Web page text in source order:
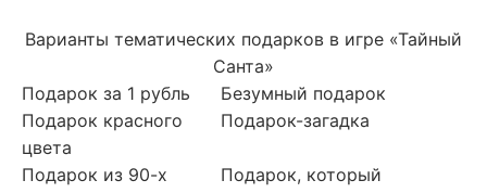
Варианты тематических подарков в игре «Тайный
Санта»
Подарок за 1 рубль
Безумный подарок
Подарок красного
цвета
Подарок-загадка
Подарок из 90-х
Подарок, который